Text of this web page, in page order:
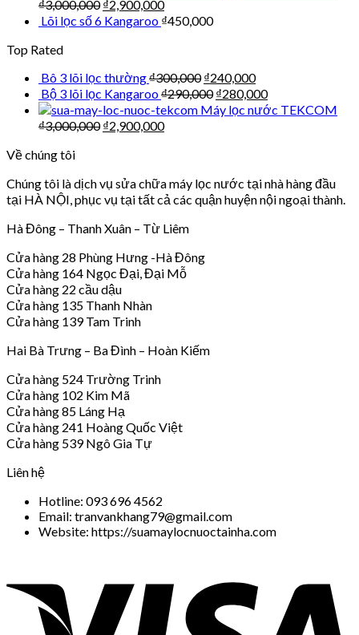
₫3,000,000 ₫2,900,000
Lõi lọc số 6 Kangaroo ₫450,000
Top Rated
Bô 3 lõi lọc thường₫300,000 ₫240,000
Bộ 3 lõi lọc Kangaroo₫290,000 ₫280,000
Máy lọc nước TEKCOM
₫3,000,000 ₫2,900,000
Về chúng tôi
Chúng tôi là dịch vụ sửa chữa máy lọc nước tại nhà hàng đầu
tại HÀ NỘI, phục vụ tại tất cả các quận huyện nội ngoại thành.
Hà Đông – Thanh Xuân – Từ Liêm
Cửa hàng 28 Phùng Hưng -Hà Đông
Cửa hàng 164 Ngọc Đại, Đại Mỗ
Cửa hàng 22 cầu dậu
Cửa hàng 135 Thanh Nhàn
Cửa hàng 139 Tam Trinh
Hai Bà Trưng – Ba Đình – Hoàn Kiếm
Cửa hàng 524 Trường Trinh
Cửa hàng 102 Kim Mã
Cửa hàng 85 Láng Hạ
Cửa hàng 241 Hoàng Quốc Việt
Cửa hàng 539 Ngô Gia Tự
Liên hệ
Hotline: 093 696 4562
Email: tranvankhang79@gmail.com
Website: https://suamaylocnuoctainha.com